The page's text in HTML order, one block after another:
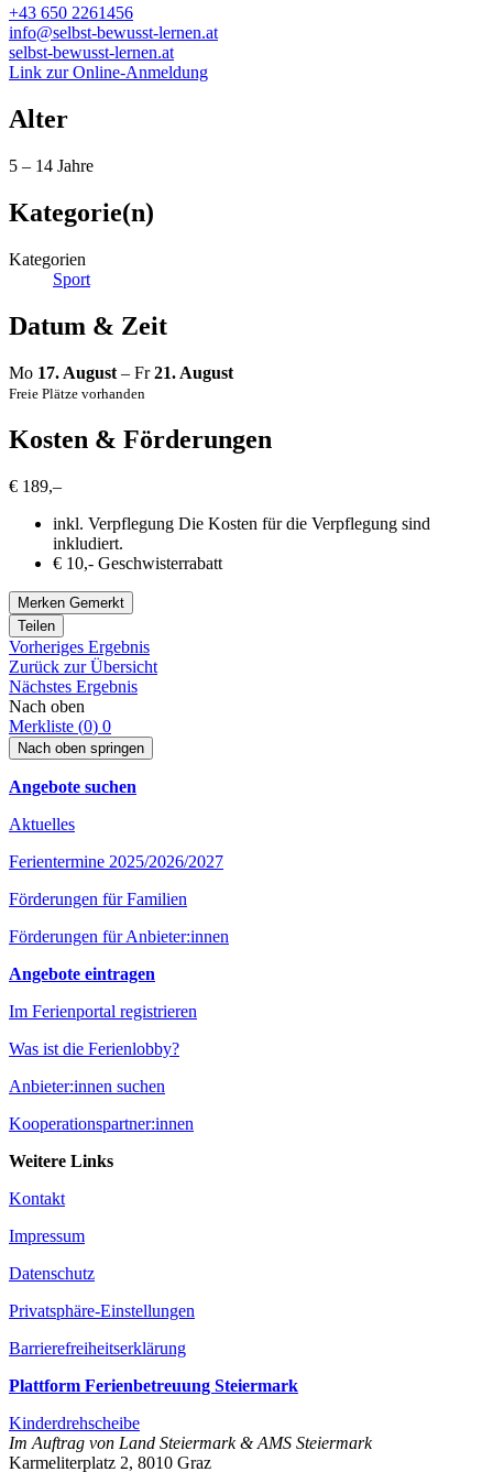
+43 650 2261456
info@selbst-bewusst-lernen.at
selbst-bewusst-lernen.at
Link zur Online-Anmeldung
Alter
5 – 14 Jahre
Kategorie(n)
Kategorien
Sport
Datum & Zeit
Mo 17. August – Fr21. August
Freie Plätze vorhanden
Kosten & Förderungen
€ 189,–
inkl. Verpflegung Die Kosten für die Verpflegung sind
inkludiert.
€ 10,- Geschwisterrabatt
Merken Gemerkt
Teilen
Vorheriges Ergebnis
Zurück zur Übersicht
Nächstes Ergebnis
Nach oben
Merkliste (0) 0
Nach oben springen
Angebote suchen
Aktuelles
Ferientermine 2025/2026/2027
Förderungen für Familien
Förderungen für Anbieter:innen
Angebote eintragen
Im Ferienportal registrieren
Was ist die Ferienlobby?
Anbieter:innen suchen
Kooperationspartner:innen
Weitere Links
Kontakt
Impressum
Datenschutz
Privatsphäre-Einstellungen
Barrierefreiheitserklärung
Plattform Ferienbetreuung Steiermark
Kinderdrehscheibe
Im Auftrag von Land Steiermark & AMS Steiermark
Karmeliterplatz 2, 8010 Graz